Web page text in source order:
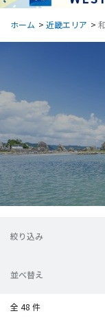
ホーム > 近畿エリア >
絞り込み
並べ替え
全 48 件